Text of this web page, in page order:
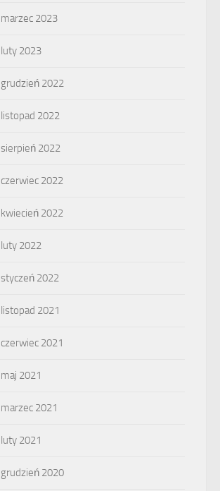
marzec 2023
luty 2023
grudzień 2022
listopad 2022
sierpień 2022
czerwiec 2022
kwiecień 2022
luty 2022
styczeń 2022
listopad 2021
czerwiec 2021
maj 2021
marzec 2021
luty 2021
grudzień 2020